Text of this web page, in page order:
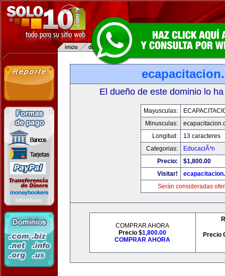
El dueño de este dominio lo
Mayusculas:
Minusculas:
Longitud:
13 caracteres
Categorias:
EducaciÃ³n
Precio:
$1,800.00
Visitar!
Serán consideradas
COMPRAR AHORA
Precio $1,800.00
COMPRAR AHORA
Precio